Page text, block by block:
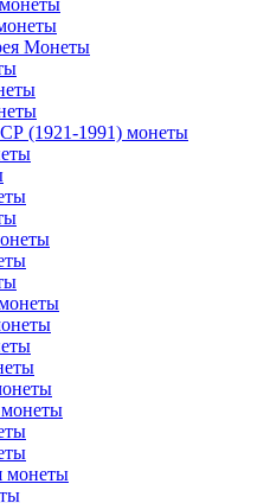
Монеты
(1921-1991) монеты
монеты